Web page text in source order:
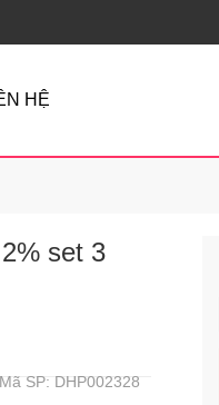
HỆ
set 3
Mã SP: DHP002328